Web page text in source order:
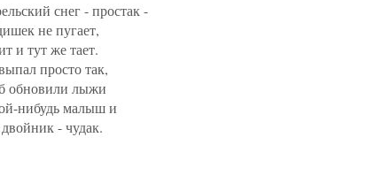
снег - простак -
не пугает,
и тут же тает.
просто так,
обновили лыжи
нибудь малыш и
- чудак.